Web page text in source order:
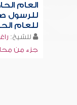
العام
للرسول
للعام
للشيخ:
جزء من